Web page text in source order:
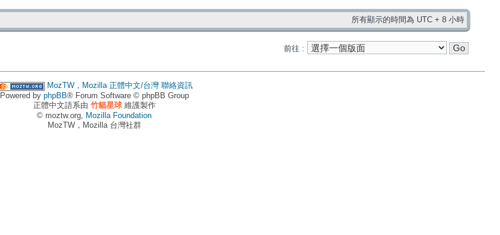
所有顯示的時間為 UTC + 8 小時
前往 :
MozTW，Mozilla 正體中文/台灣 聯絡資訊
Powered by phpBB® Forum Software © phpBB Group
正體中文語系由 竹貓星球維護製作
© moztw.org, Mozilla Foundation
MozTW，Mozilla 台灣社群